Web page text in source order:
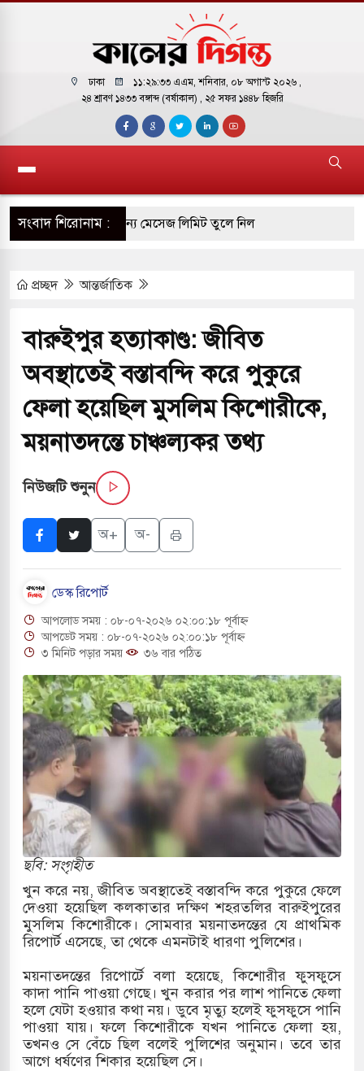
ঢাকা ১১:২৯:৩৪ এএম, শনিবার, ০৮ অগাস্ট ২০২৬ ,
২৪ শ্রাবণ ১৪৩৩ বঙ্গাব্দ (বর্ষাকাল) , ২৫ সফর ১৪৪৮ হিজরি
সংবাদ শিরোনাম :
ফ্রি ব্যবহারকারীদের জন্য মেসেজ লিমিট তুলে নিল
হাইকমিশনারের বাসভবনে আগুন, আইসিইউতে
হয়ে আসছে ‘স্পেশাল রেসপন্স ব্যাটালিয়ন
মুখোমুখি সংঘর্ষে ৯ জন নিহত
নিয়ন্ত্রণে দেড় হাজার মসজিদ থেকে মাইক
গুলিতে শিক্ষক নিহত, হামলাকারীর আত্মহত্যা
মধ্যপ্রাচ্যে ব্ল্যাকআউটের কঠোর হুঁশিয়ারি ইরানের
নিরাপত্তা তল্লাশিতে ছাড় দেওয়া হবে না:
দক্ষিণ কোরিয়ার বন্দি ২৫ শতাংশ বেড়েছে
থাকুক বা না থাকুক, ইরানে একক সামরিক পদক্ষেপের
জুমার বয়ান ও নামাজ পড়াবেন দেওবন্দের
ছাড়লেন জনপ্রিয় ভারতীয় সাংবাদিক ময়ূখ রঞ্জন
অ্যারেস্ট আবেদন, বরগুনার এসআইয়ের বিরুদ্ধে
নতুন বাংলাদেশের পথচলার কেন্দ্র হবে: ড.
প্রচ্ছদ আন্তর্জাতিক
বারুইপুর হত্যাকাণ্ড: জীবিত
অবস্থাতেই বস্তাবন্দি করে পুকুরে
ফেলা হয়েছিল মুসলিম কিশোরীকে,
ময়নাতদন্তে চাঞ্চল্যকর তথ্য
নিউজটি শুনুন
অ+ অ-
ডেস্ক রিপোর্ট
আপলোড সময় : ০৮-০৭-২০২৬ ০২:০০:১৮ পূর্বাহ্ন
আপডেট সময় : ০৮-০৭-২০২৬ ০২:০০:১৮ পূর্বাহ্ন
৩ মিনিট পড়ার সময়
৩৬ বার পঠিত
ছবি: সংগৃহীত
খুন করে নয়, জীবিত অবস্থাতেই বস্তাবন্দি করে পুকুরে ফেলে
দেওয়া হয়েছিল কলকাতার দক্ষিণ শহরতলির বারুইপুরের
মুসলিম কিশোরীকে। সোমবার ময়নাতদন্তের যে প্রাথমিক
রিপোর্ট এসেছে, তা থেকে এমনটাই ধারণা পুলিশের।
ময়নাতদন্তের রিপোর্টে বলা হয়েছে, কিশোরীর ফুসফুসে
কাদা পানি পাওয়া গেছে। খুন করার পর লাশ পানিতে ফেলা
হলে যেটা হওয়ার কথা নয়। ডুবে মৃত্যু হলেই ফুসফুসে পানি
পাওয়া যায়। ফলে কিশোরীকে যখন পানিতে ফেলা হয়,
তখনও সে বেঁচে ছিল বলেই পুলিশের অনুমান। তবে তার
আগে ধর্ষণের শিকার হয়েছিল সে।